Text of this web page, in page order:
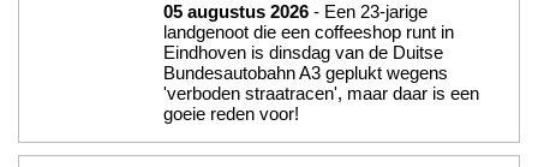
05 augustus 2026 - Een 23-jarige
landgenoot die een coffeeshop runt in
Eindhoven is dinsdag van de Duitse
Bundesautobahn A3 geplukt wegens
'verboden straatracen', maar daar is een
goeie reden voor!